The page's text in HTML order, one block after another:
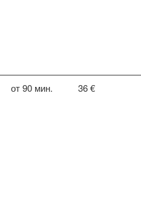
от 90 мин. 36 €